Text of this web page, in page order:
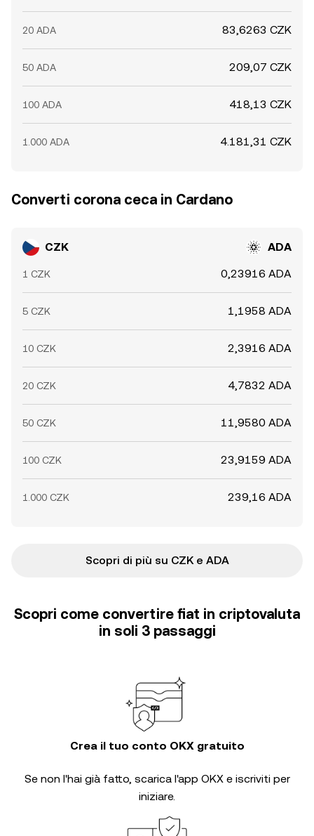
20 ADA 83,6263 CZK
50 ADA 209,07 CZK
100 ADA 418,13 CZK
1.000 ADA 4.181,31 CZK
Converti corona ceca in Cardano
CZK ADA
1 CZK 0,23916 ADA
5 CZK 1,1958 ADA
10 CZK 2,3916 ADA
20 CZK 4,7832 ADA
50 CZK 11,9580 ADA
100 CZK 23,9159 ADA
1.000 CZK 239,16 ADA
Scopri di più su CZK e ADA
Scopri come convertire fiat in criptovaluta
in soli 3 passaggi
Crea il tuo conto OKX gratuito
Se non l'hai già fatto, scarica l'app OKX e iscriviti per
iniziare.